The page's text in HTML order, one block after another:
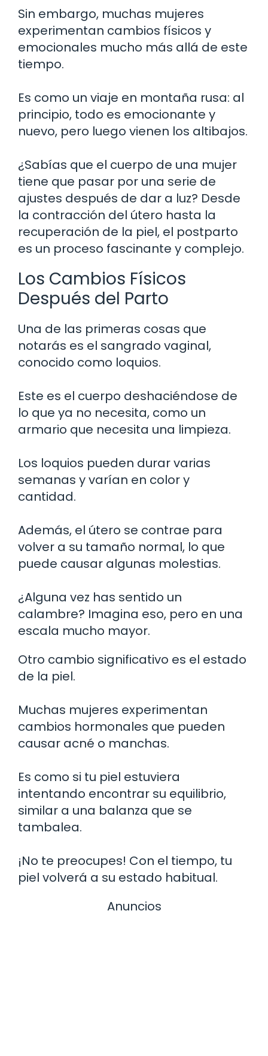
Sin embargo, muchas mujeres
experimentan cambios físicos y
emocionales mucho más allá de este
tiempo.
Es como un viaje en montaña rusa: al
principio, todo es emocionante y
nuevo, pero luego vienen los altibajos.
¿Sabías que el cuerpo de una mujer
tiene que pasar por una serie de
ajustes después de dar a luz? Desde
la contracción del útero hasta la
recuperación de la piel, el postparto
es un proceso fascinante y complejo.
Los Cambios Físicos
Después del Parto
Una de las primeras cosas que
notarás es el sangrado vaginal,
conocido como loquios.
Este es el cuerpo deshaciéndose de
lo que ya no necesita, como un
armario que necesita una limpieza.
Los loquios pueden durar varias
semanas y varían en color y
cantidad.
Además, el útero se contrae para
volver a su tamaño normal, lo que
puede causar algunas molestias.
¿Alguna vez has sentido un
calambre? Imagina eso, pero en una
escala mucho mayor.
Otro cambio significativo es el estado
de la piel.
Muchas mujeres experimentan
cambios hormonales que pueden
causar acné o manchas.
Es como si tu piel estuviera
intentando encontrar su equilibrio,
similar a una balanza que se
tambalea.
¡No te preocupes! Con el tiempo, tu
piel volverá a su estado habitual.
Anuncios